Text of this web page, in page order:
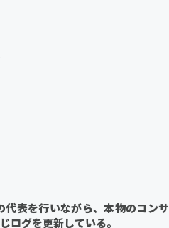
表を行いながら、本物のコンサ
ログを更新している。